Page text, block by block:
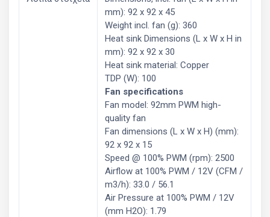
mm): 92 x 92 x 45
Weight incl. fan (g): 360
Heat sink Dimensions (L x W x H in
mm): 92 x 92 x 30
Heat sink material: Copper
TDP (W): 100
Fan specifications
Fan model: 92mm PWM high-
quality fan
Fan dimensions (L x W x H) (mm):
92 x 92 x 15
Speed @ 100% PWM (rpm): 2500
Airflow at 100% PWM / 12V (CFM /
m3/h): 33.0 / 56.1
Air Pressure at 100% PWM / 12V
(mm H2O): 1.79